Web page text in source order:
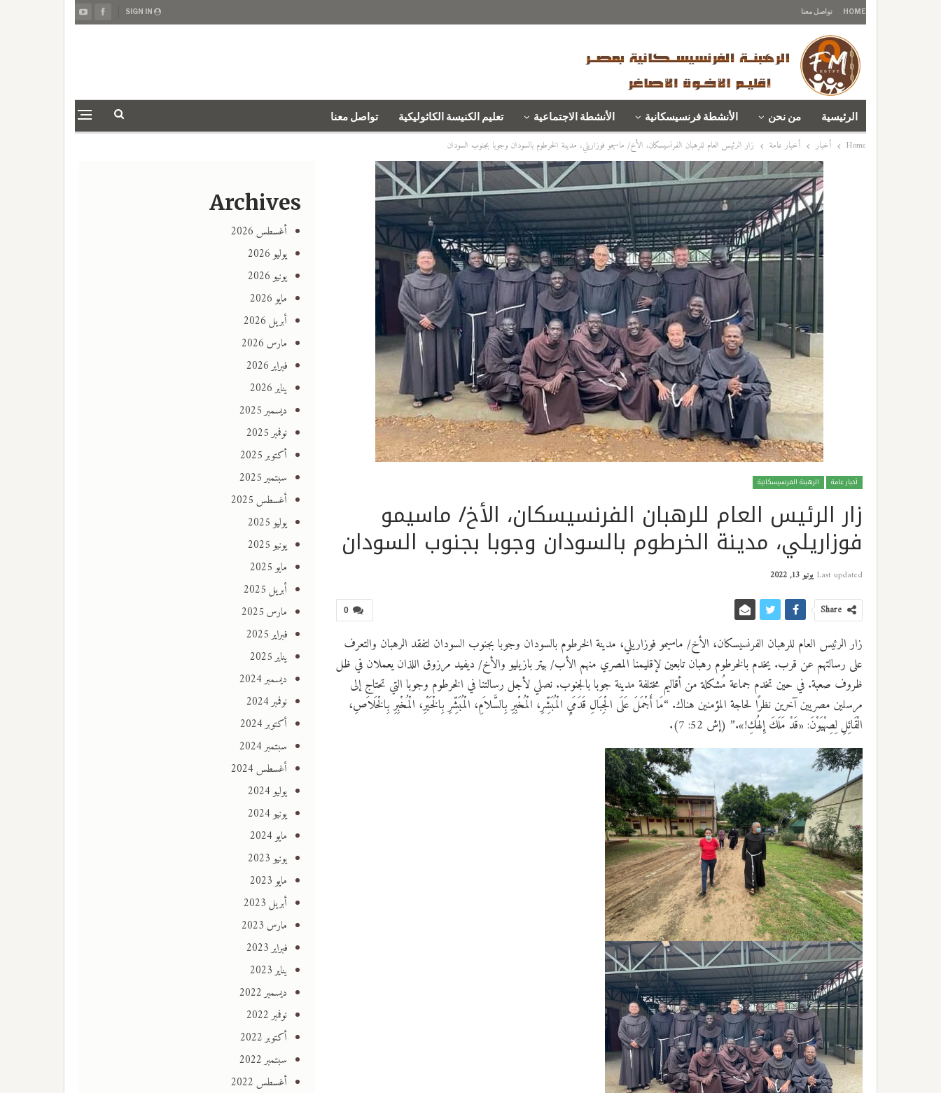
HOME تواصل معنا
الرئيسية من نحن الأنشطة فرنسيسكانية الأنشطة الاجتماعية تعليم الكنيسة الكاثوليكية تواصل معنا
Home أخبار أخبار عامة زار الرئيس العام للرهبان الفرنسيسكان، الأخ/ ماسيمو فوزاريلي، مدينة الخرطوم بالسودان وجوبا بجنوب السودان
أخبار عامة الرهبنة الفرنسيسكانية
زار الرئيس العام للرهبان الفرنسيسكان، الأخ/ ماسيمو
فوزاريلي، مدينة الخرطوم بالسودان وجوبا بجنوب السودان
Last updated يونيو 13, 2022
0 Share
زار الرئيس العام للرهبان الفرنسيسكان، الأخ/ ماسيمو فوزاريلي، مدينة الخرطوم بالسودان وجوبا بجنوب السودان لتفقد الرهبان والتعرف
على رسالتهم عن قرب. يخدم بالخرطوم رهبان تابعين لإقليمنا المصري منهم الأب/ بيتر بازيليو والأخ/ ديفيد مرزوق اللذان يعملان في ظل
ظروف صعبة. في حين تخدم جماعة مُشكلة من أقاليم مختلفة مدينة جوبا بالجنوب. نصلي لأجل رسالتنا في الخرطوم وجوبا التي تحتاج إلى
مرسلين مصريين آخرين نظرًا لحاجة المؤمنين هناك. “مَا أَجْمَلَ عَلَى الْجِبَالِ قَدَمَيِ الْمُبَشِّرِ، الْمُخْبِرِ بِالسَّلاَمِ، الْمُبَشِّرِ بِالْخَيْرِ، الْمُخْبِرِ بِالْخَلاَصِ،
الْقَائِلِ لِصِهْيَوْنَ: «قَدْ مَلَكَ إِلهُكِ!».” (إش 52: 7).
Archives
أغسطس 2026
يوليو 2026
يونيو 2026
مايو 2026
أبريل 2026
مارس 2026
فبراير 2026
يناير 2026
ديسمبر 2025
نوفمبر 2025
أكتوبر 2025
سبتمبر 2025
أغسطس 2025
يوليو 2025
يونيو 2025
مايو 2025
أبريل 2025
مارس 2025
فبراير 2025
يناير 2025
ديسمبر 2024
نوفمبر 2024
أكتوبر 2024
سبتمبر 2024
أغسطس 2024
يوليو 2024
يونيو 2024
مايو 2024
يونيو 2023
مايو 2023
أبريل 2023
مارس 2023
فبراير 2023
يناير 2023
ديسمبر 2022
نوفمبر 2022
أكتوبر 2022
سبتمبر 2022
أغسطس 2022